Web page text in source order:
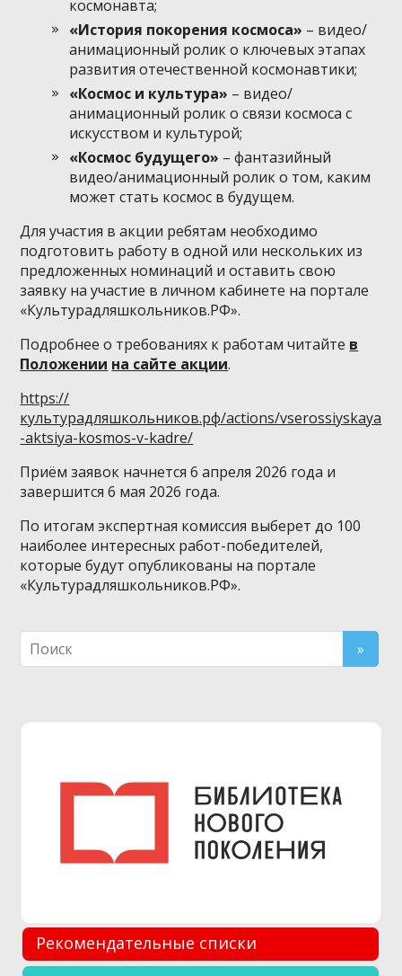
космонавта;
«История покорения космоса» – видео/
анимационный ролик о ключевых этапах
развития отечественной космонавтики;
«Космос и культура» – видео/
анимационный ролик о связи космоса с
искусством и культурой;
«Космос будущего» – фантазийный
видео/анимационный ролик о том, каким
может стать космос в будущем.
Для участия в акции ребятам необходимо
подготовить работу в одной или нескольких из
предложенных номинаций и оставить свою
заявку на участие в личном кабинете на портале
«Культурадляшкольников.РФ».
Подробнее о требованиях к работам читайте в
Положении на сайте акции.
https://
культурадляшкольников.рф/actions/vserossiyskaya
-aktsiya-kosmos-v-kadre/
Приём заявок начнется 6 апреля 2026 года и
завершится 6 мая 2026 года.
По итогам экспертная комиссия выберет до 100
наиболее интересных работ-победителей,
которые будут опубликованы на портале
«Культурадляшкольников.РФ».
Рекомендательные списки